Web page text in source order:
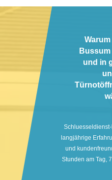
Bussum
und in
langjährige
und
Stunden am Tag,